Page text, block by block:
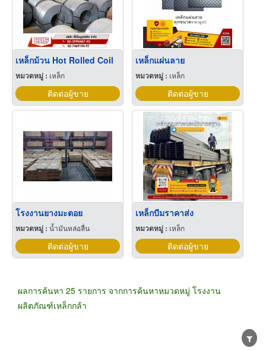
เหล็กม้วน Hot Rolled Coil
หมวดหมู่ : เหล็ก
ติดต่อผู้ขาย
เหล็กแผ่นลาย
หมวดหมู่ : เหล็ก
ติดต่อผู้ขาย
โรงงานยางมะตอย
หมวดหมู่ : น้ำมันหล่อลื่น
ติดต่อผู้ขาย
เหล็กบีมราคาส่ง
หมวดหมู่ : เหล็ก
ติดต่อผู้ขาย
ผลการค้นหา 25 รายการ จากการค้นหาหมวดหมู่ โรงงาน
ผลิตภัณฑ์เหล็กกล้า